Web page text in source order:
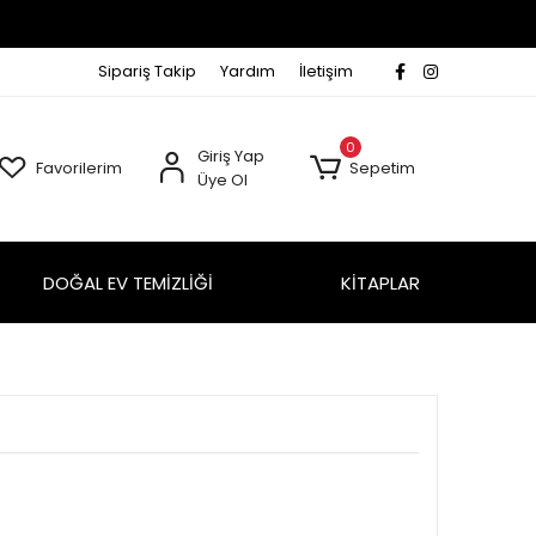
Sipariş Takip Yardım İletişim
Favorilerim
Giriş Yap
Üye Ol
0
Sepetim
DOĞAL EV TEMİZLİĞİ KİTAPLAR